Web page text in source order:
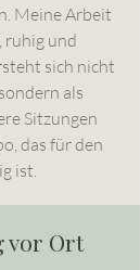
Meine Arbeit
und
sich nicht
als
Sitzungen
das für den
ist.
vor Ort